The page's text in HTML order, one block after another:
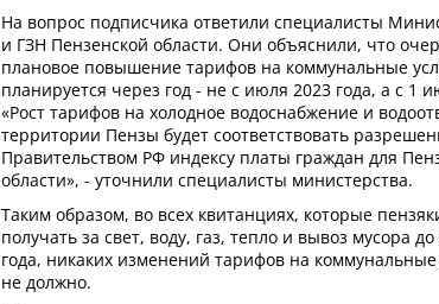
На вопрос подписчика ответили специалисты
и ГЗН Пензенской области. Они объяснили, что
плановое повышение тарифов на коммунальные
планируется через год - не с июля 2023 года, а с 1
«Рост тарифов на холодное водоснабжение и
территории Пензы будет соответствовать
Правительством РФ индексу платы граждан для
области», - уточнили специалисты министерства.
Таким образом, во всех квитанциях, которые
получать за свет, воду, газ, тепло и вывоз мусора
года, никаких изменений тарифов на коммунальные
не должно.